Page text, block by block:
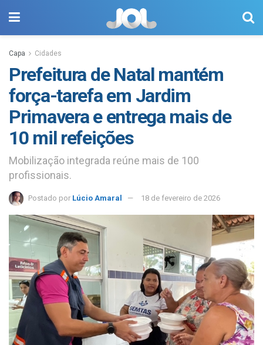
Capa Cidades
Prefeitura de Natal mantém
força-tarefa em Jardim
Primavera e entrega mais de
10 mil refeições
Mobilização integrada reúne mais de 100
profissionais.
Postado por Lúcio Amaral 18 de fevereiro de 2026